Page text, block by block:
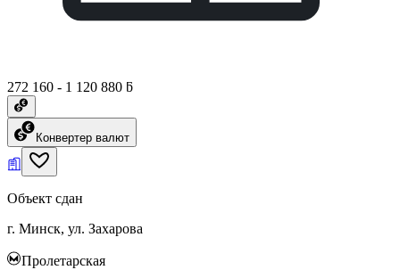
272 160 - 1 120 880 ƃ
Конвертер валют
Объект сдан
г. Минск, ул. Захарова
Пролетарская